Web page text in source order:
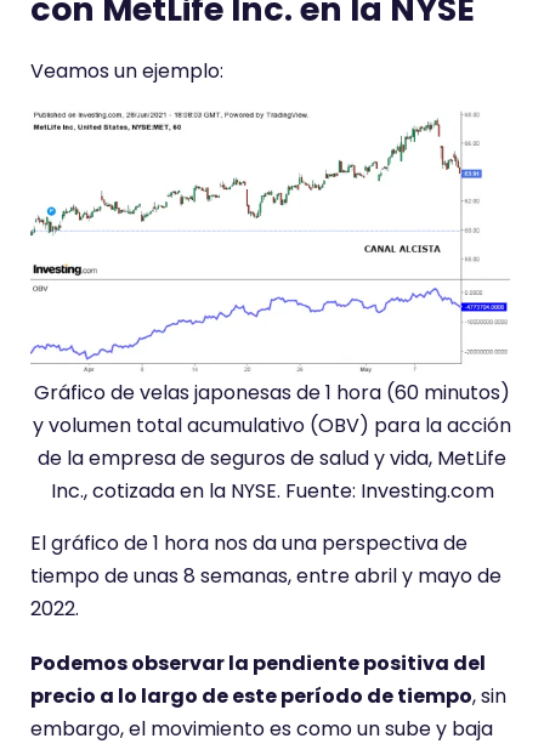
con MetLife Inc. en la NYSE
Veamos un ejemplo:
Gráfico de velas japonesas de 1 hora (60 minutos)
y volumen total acumulativo (OBV) para la acción
de la empresa de seguros de salud y vida, MetLife
Inc., cotizada en la NYSE. Fuente: Investing.com
El gráfico de 1 hora nos da una perspectiva de
tiempo de unas 8 semanas, entre abril y mayo de
2022.
Podemos observar la pendiente positiva del
precio a lo largo de este período de tiempo, sin
embargo, el movimiento es como un sube y baja